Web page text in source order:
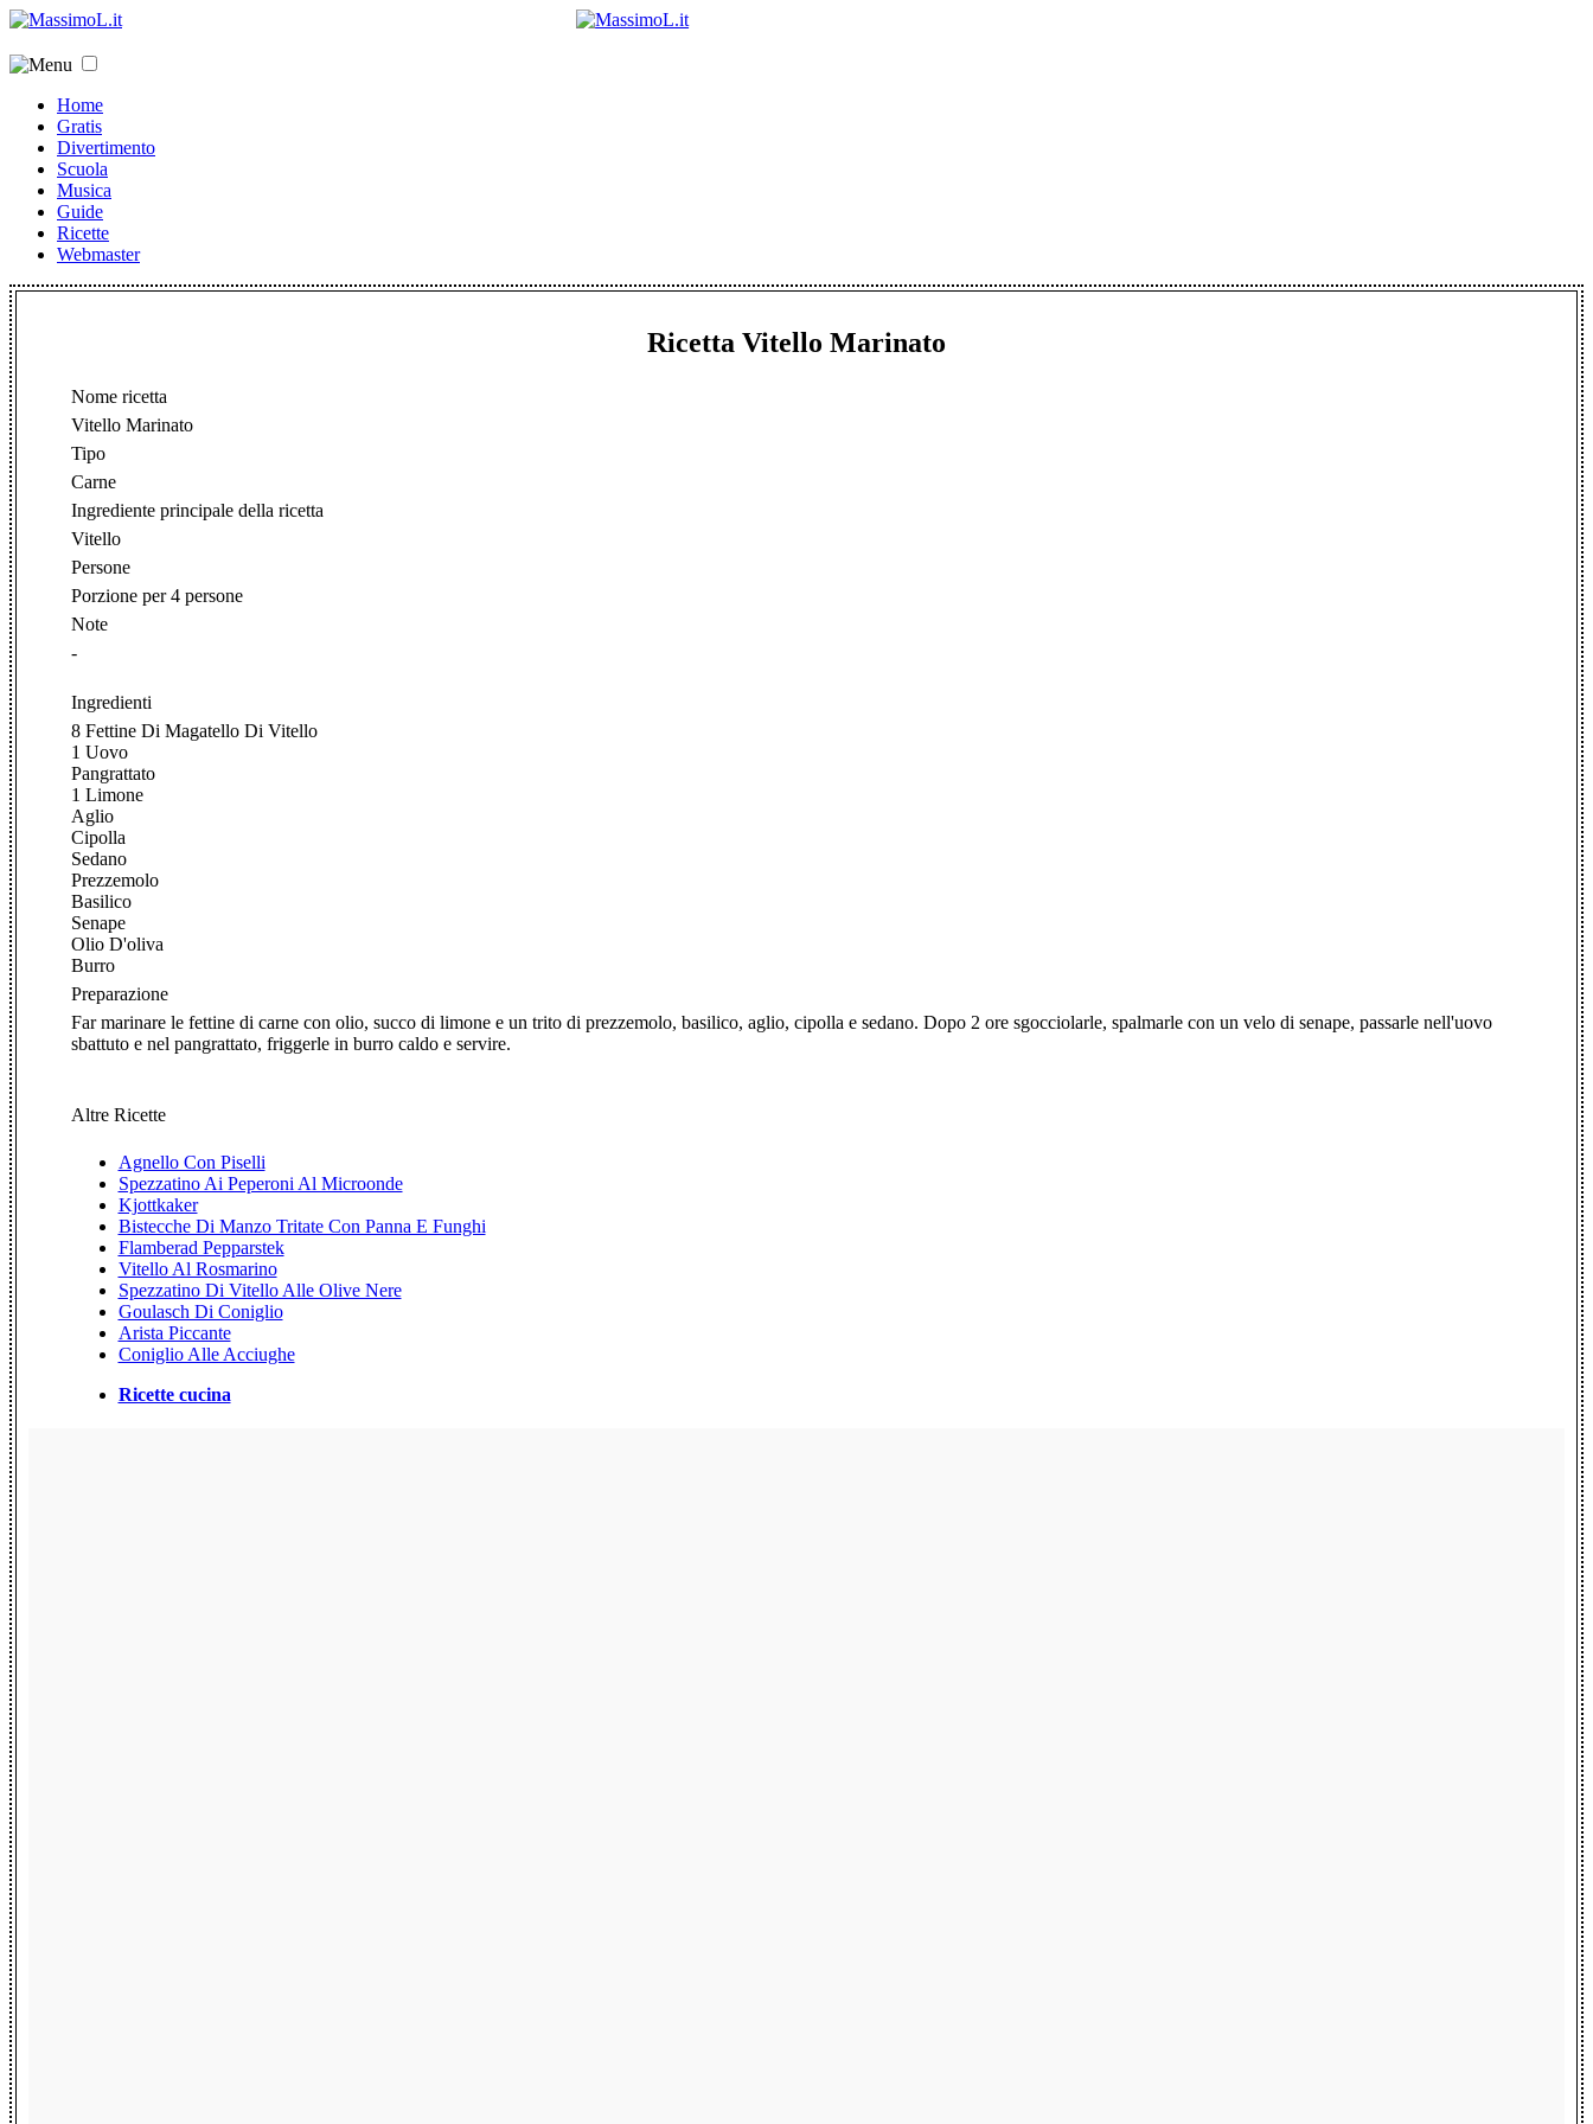
Home
Gratis
Divertimento
Scuola
Musica
Guide
Ricette
Webmaster
Ricetta Vitello Marinato
Nome ricetta
Vitello Marinato
Tipo
Carne
Ingrediente principale della ricetta
Vitello
Persone
Porzione per 4 persone
Note
-
Ingredienti
8 Fettine Di Magatello Di Vitello
1 Uovo
Pangrattato
1 Limone
Aglio
Cipolla
Sedano
Prezzemolo
Basilico
Senape
Olio D'oliva
Burro
Preparazione
Far marinare le fettine di carne con olio, succo di limone e un trito di prezzemolo, basilico, aglio, cipolla e sedano. Dopo 2 ore sgocciolarle, spalmarle con un velo di senape, passarle nell'uovo
sbattuto e nel pangrattato, friggerle in burro caldo e servire.
Altre Ricette
Agnello Con Piselli
Spezzatino Ai Peperoni Al Microonde
Kjottkaker
Bistecche Di Manzo Tritate Con Panna E Funghi
Flamberad Pepparstek
Vitello Al Rosmarino
Spezzatino Di Vitello Alle Olive Nere
Goulasch Di Coniglio
Arista Piccante
Coniglio Alle Acciughe
Ricette cucina